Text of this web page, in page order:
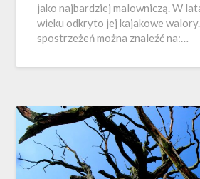
jako najbardziej malowniczą. W
wieku odkryto jej kajakowe
spostrzeżeń można znaleźć na:…